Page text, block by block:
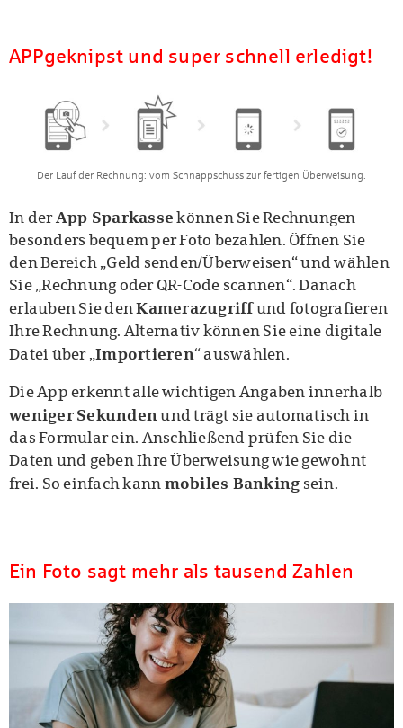
APPgeknipst und super schnell erledigt!
Der Lauf der Rechnung: vom Schnappschuss zur fertigen Überweisung.
In der App Sparkasse können Sie Rechnungen
besonders bequem per Foto bezahlen. Öffnen Sie
den Bereich „Geld senden/Überweisen“ und wählen
Sie „Rechnung oder QR-Code scannen“. Danach
erlauben Sie denKamerazugriffund fotografieren
Ihre Rechnung. Alternativ können Sie eine digitale
Datei über „Importieren“ auswählen.
Die App erkennt alle wichtigen Angaben innerhalb
weniger Sekunden und trägt sie automatisch in
das Formular ein. Anschließend prüfen Sie die
Daten und geben Ihre Überweisung wie gewohnt
frei. So einfach kann mobiles Banking sein.
Ein Foto sagt mehr als tausend Zahlen